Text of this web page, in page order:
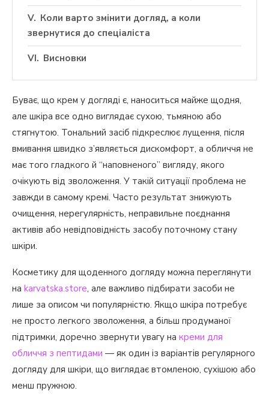
Коли варто змінити догляд, а коли
звернутися до спеціаліста
Висновки
Буває, що крем у догляді є, наноситься майже щодня,
але шкіра все одно виглядає сухою, тьмяною або
стягнутою. Тональний засіб підкреслює лущення, після
вмивання швидко з’являється дискомфорт, а обличчя не
має того гладкого й “наповненого” вигляду, якого
очікують від зволоження. У такій ситуації проблема не
завжди в самому кремі. Часто результат знижують
очищення, нерегулярність, неправильне поєднання
активів або невідповідність засобу поточному стану
шкіри.
Косметику для щоденного догляду можна переглянути
на karvatska.store, але важливо підбирати засоби не
лише за описом чи популярністю. Якщо шкіра потребує
не просто легкого зволоження, а більш продуманої
підтримки, доречно звернути увагу на креми для
обличчя з пептидами — як один із варіантів регулярного
догляду для шкіри, що виглядає втомленою, сухішою або
менш пружною.